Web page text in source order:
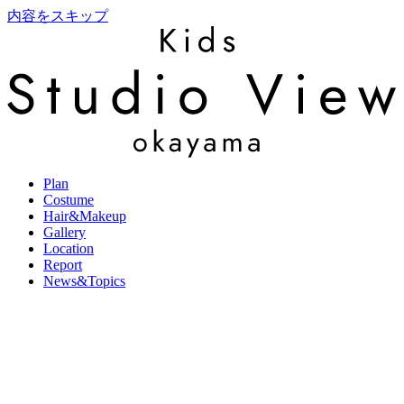
内容をスキップ
Plan
Costume
Hair&Makeup
Gallery
Location
Report
News&Topics